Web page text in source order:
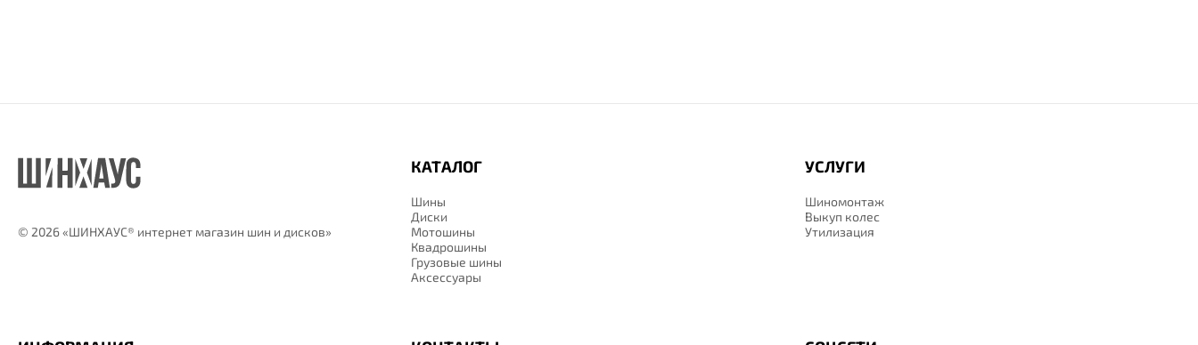
© 2026 «ШИНХАУС® интернет магазин шин и дисков»
КАТАЛОГ
Шины
Диски
Мотошины
Квадрошины
Грузовые шины
Аксессуары
УСЛУГИ
Шиномонтаж
Выкуп колес
Утилизация